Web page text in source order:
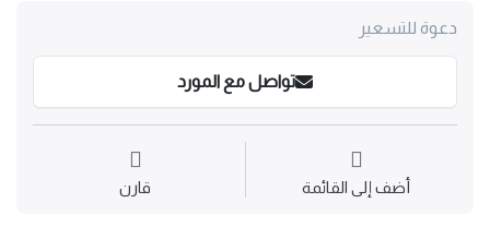
دعوة للتسعير
تواصل مع المورد
أضف إلى القائمة قارن